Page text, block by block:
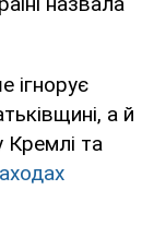
ігнорує
а й
Кремлі та